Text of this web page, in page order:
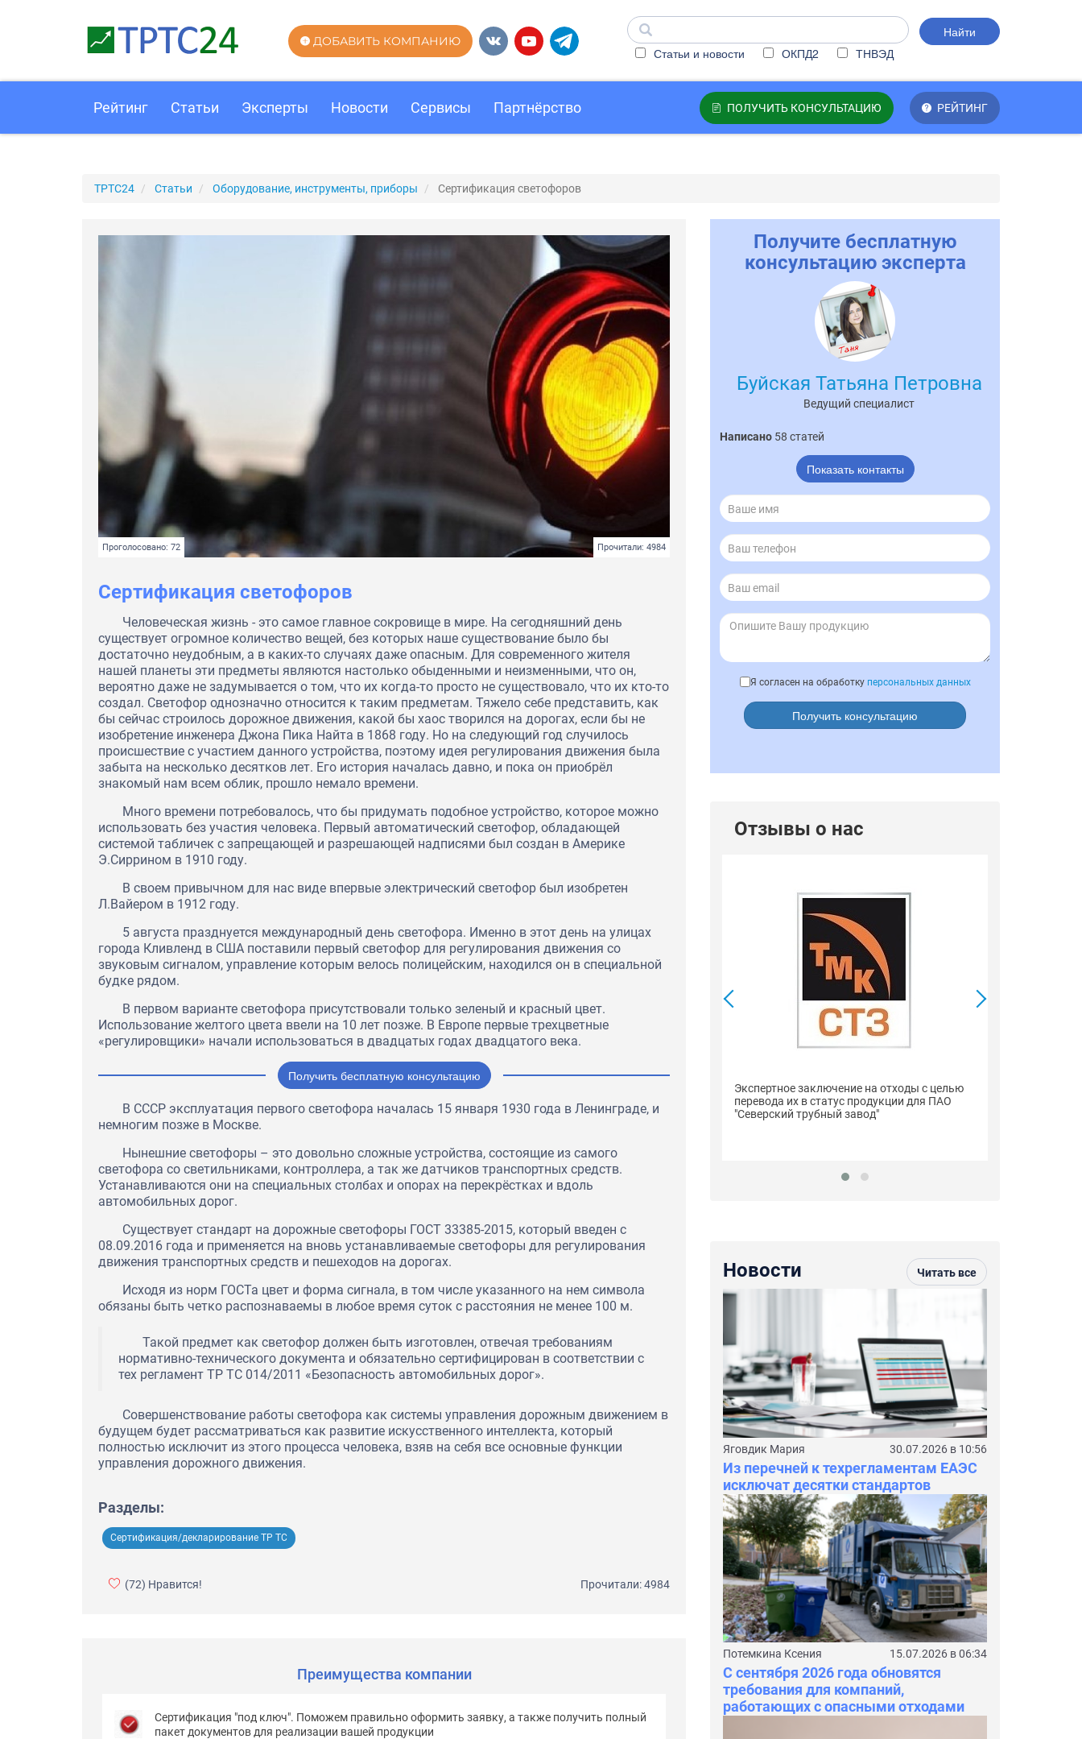
Найти
Статьи и новости
ОКПД2 ТНВЭД
ДОБАВИТЬ КОМПАНИЮ
ПОЛУЧИТЬ КОНСУЛЬТАЦИЮ РЕЙТИНГ
Рейтинг Статьи Эксперты Новости Сервисы Партнёрство
ТРТС24 Статьи Оборудование, инструменты, приборы Сертификация светофоров
Проголосовано: 72 Прочитали: 4984
Сертификация светофоров
Человеческая жизнь - это самое главное сокровище в мире. На сегодняшний день
существует огромное количество вещей, без которых наше существование было бы
достаточно неудобным, а в каких-то случаях даже опасным. Для современного жителя
нашей планеты эти предметы являются настолько обыденными и неизменными, что он,
вероятно даже не задумывается о том, что их когда-то просто не существовало, что их кто-то
создал. Светофор однозначно относится к таким предметам. Тяжело себе представить, как
бы сейчас строилось дорожное движения, какой бы хаос творился на дорогах, если бы не
изобретение инженера Джона Пика Найта в 1868 году. Но на следующий год случилось
происшествие с участием данного устройства, поэтому идея регулирования движения была
забыта на несколько десятков лет. Его история началась давно, и пока он приобрёл
знакомый нам всем облик, прошло немало времени.
Много времени потребовалось, что бы придумать подобное устройство, которое можно
использовать без участия человека. Первый автоматический светофор, обладающей
системой табличек с запрещающей и разрешающей надписями был создан в Америке
Э.Сиррином в 1910 году.
В своем привычном для нас виде впервые электрический светофор был изобретен
Л.Вайером в 1912 году.
5 августа празднуется международный день светофора. Именно в этот день на улицах
города Кливленд в США поставили первый светофор для регулирования движения со
звуковым сигналом, управление которым велось полицейским, находился он в специальной
будке рядом.
В первом варианте светофора присутствовали только зеленый и красный цвет.
Использование желтого цвета ввели на 10 лет позже. В Европе первые трехцветные
«регулировщики» начали использоваться в двадцатых годах двадцатого века.
Получить бесплатную консультацию
В СССР эксплуатация первого светофора началась 15 января 1930 года в Ленинграде, и
немногим позже в Москве.
Нынешние светофоры – это довольно сложные устройства, состоящие из самого
светофора со светильниками, контроллера, а так же датчиков транспортных средств.
Устанавливаются они на специальных столбах и опорах на перекрёстках и вдоль
автомобильных дорог.
Существует стандарт на дорожные светофоры ГОСТ 33385-2015, который введен с
08.09.2016 года и применяется на вновь устанавливаемые светофоры для регулирования
движения транспортных средств и пешеходов на дорогах.
Исходя из норм ГОСТа цвет и форма сигнала, в том числе указанного на нем символа
обязаны быть четко распознаваемы в любое время суток с расстояния не менее 100 м.
Такой предмет как светофор должен быть изготовлен, отвечая требованиям
нормативно-технического документа и обязательно сертифицирован в соответствии с
тех регламент ТР ТС 014/2011 «Безопасность автомобильных дорог».
Совершенствование работы светофора как системы управления дорожным движением в
будущем будет рассматриваться как развитие искусственного интеллекта, который
полностью исключит из этого процесса человека, взяв на себя все основные функции
управления дорожного движения.
Разделы:
Сертификация/декларирование ТР ТС
(72) Нравится! Прочитали: 4984
Преимущества компании
Сертификация "под ключ". Поможем правильно оформить заявку, а также получить полный
пакет документов для реализации вашей продукции
Получите бесплатную
консультацию эксперта
Буйская Татьяна Петровна
Ведущий специалист
Написано 58 статей
Показать контакты
Я согласен на обработку персональных данных
Получить консультацию
Отзывы о нас
Экспертное заключение на отходы с целью
перевода их в статус продукции для ПАО
"Северский трубный завод"
Сертификаты соответствия ГОСТ Р на
"Строймарт59"
Экспертное заключение на отходы с целью
перевода их в статус продукции для ПАО
"Северский трубный завод"
Новости Читать все
Яговдик Мария 30.07.2026 в 10:56
Из перечней к техрегламентам ЕАЭС
исключат десятки стандартов
Потемкина Ксения 15.07.2026 в 06:34
С сентября 2026 года обновятся
требования для компаний,
работающих с опасными отходами